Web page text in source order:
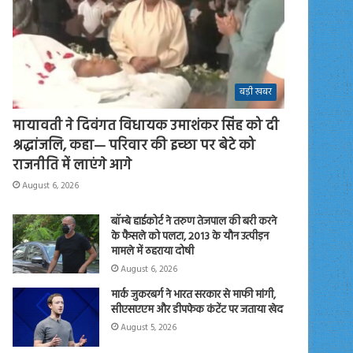
बड़ी खबर
मायावती ने दिवंगत विधायक उमाशंकर सिंह को दी
श्रद्धांजलि, कहा— परिवार की इच्छा पर बेटे को
राजनीति में लाएंगे आगे
August 6, 2026
बॉम्बे हाईकोर्ट ने तरुण तेजपाल की बरी करने
के फैसले को पलटा, 2013 के यौन उत्पीड़न
मामले में ठहराया दोषी
August 6, 2026
मार्क जुकरबर्ग ने भारत सरकार से माफी मांगी,
सीएसएएम और डीपफेक कंटेंट पर जताया खेद
August 5, 2026